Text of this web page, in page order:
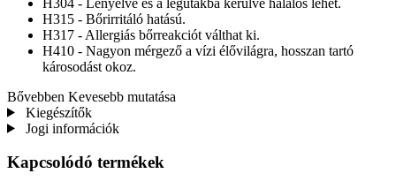
H315 - Bőrirritáló hatású.
H317 - Allergiás bőrreakciót válthat ki.
H410 - Nagyon mérgező a vízi élővilágra, hosszan tartó
károsodást okoz.
Bővebben Kevesebb mutatása
Kiegészítők
Jogi információk
Kapcsolódó termékek